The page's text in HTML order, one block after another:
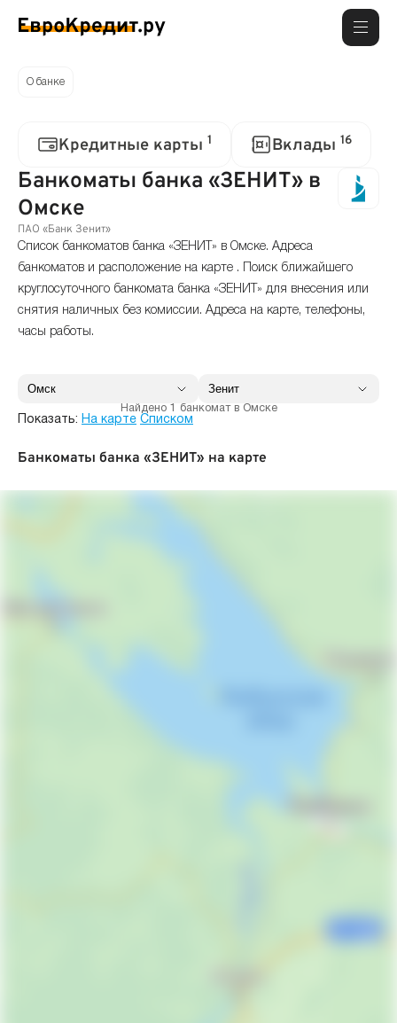
О банке
Кредитные карты 1 Вклады 16
Банкоматы банка «ЗЕНИТ» в
Омске
ПАО «Банк Зенит»
Список банкоматов банка «ЗЕНИТ» в Омске. Адреса
банкоматов и расположение на карте . Поиск ближайшего
круглосуточного банкомата банка «ЗЕНИТ» для внесения или
снятия наличных без комиссии. Адреса на карте, телефоны,
часы работы.
Найдено 1 банкомат в Омске
Показать: На карте Списком
Банкоматы банка «ЗЕНИТ» на карте